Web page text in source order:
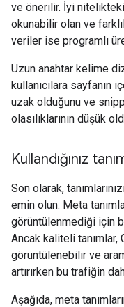
ve önerilir. İyi nitelikteki
okunabilir olan ve
veriler ise programlı
Uzun anahtar kelime
kullanıcılara sayfanın
uzak olduğunu ve
olasılıklarının düşük
Kullandığınız
Son olarak,
emin olun. Meta
görüntülenmediği için
Ancak kaliteli tanımlar,
görüntülenebilir ve
artırırken bu trafiğin
Aşağıda, meta